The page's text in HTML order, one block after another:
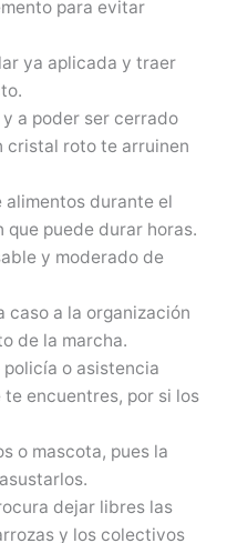
para evitar
ya aplicada y traer
a poder ser cerrado
cristal roto te arruinen
alimentos durante el
puede durar horas.
y moderado de
caso a la organización
de la marcha.
o asistencia
encuentres, por si los
o mascota, pues la
dejar libres las
y los colectivos